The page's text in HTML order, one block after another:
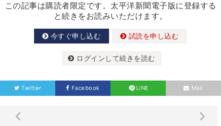
この記事は購読者限定です。太平洋新聞電子版に登録する
と続きをお読みいただけます。
今すぐ申し込む 試読を申し込む
ログインして続きを読む
Twitter Facebook LINE Mail